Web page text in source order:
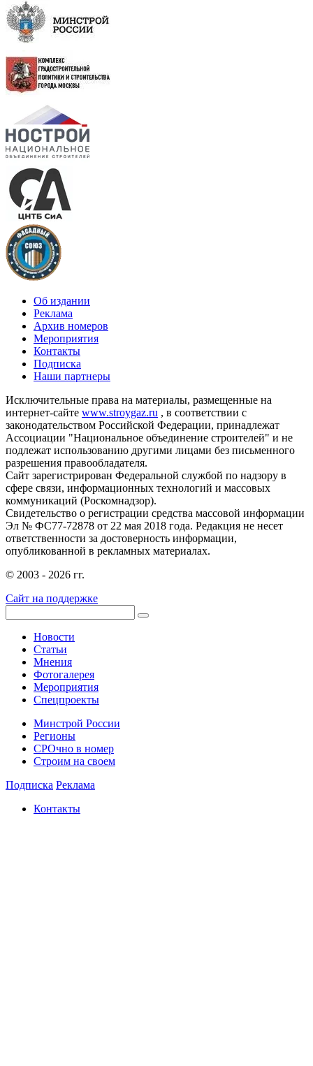
Об издании
Реклама
Архив номеров
Мероприятия
Контакты
Подписка
Наши партнеры
Исключительные права на материалы, размещенные на
интернет-сайте www.stroygaz.ru , в соответствии с
законодательством Российской Федерации, принадлежат
Ассоциации "Национальное объединение строителей" и не
подлежат использованию другими лицами без письменного
разрешения правообладателя.
Сайт зарегистрирован Федеральной службой по надзору в
сфере связи, информационных технологий и массовых
коммуникаций (Роскомнадзор).
Свидетельство о регистрации средства массовой информации
Эл № ФС77-72878 от 22 мая 2018 года. Редакция не несет
ответственности за достоверность информации,
опубликованной в рекламных материалах.
© 2003 - 2026 гг.
Сайт на поддержке
Новости
Статьи
Мнения
Фотогалерея
Мероприятия
Спецпроекты
Минстрой России
Регионы
СРОчно в номер
Строим на своем
Подписка Реклама
Контакты